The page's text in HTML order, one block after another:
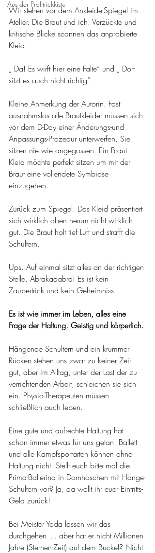
Aus der Profitrickkiste
Wir stehen vor dem Ankleide-Spiegel im
Atelier. Die Braut und ich. Verzückte und
kritische Blicke scannen das anprobierte
Kleid.
„ Da! Es wirft hier eine Falte“ und „ Dort
sitzt es auch nicht richtig“.
Kleine Anmerkung der Autorin. Fast
ausnahmslos alle Brautkleider müssen sich
vor dem D-Day einer Änderungs-und
Anpassungs-Prozedur unterwerfen. Sie
sitzen nie wie angegossen. Ein Braut-
Kleid möchte perfekt sitzen um mit der
Braut eine vollendete Symbiose
einzugehen.
Zurück zum Spiegel. Das Kleid präsentiert
sich wirklich oben herum nicht wirklich
gut. Die Braut holt tief Luft und strafft die
Schultern.
Ups. Auf einmal sitzt alles an der richtigen
Stelle. Abrakadabra! Es ist kein
Zaubertrick und kein Geheimniss.
Es ist wie immer im Leben, alles eine
Frage der Haltung. Geistig und körperlich.
Hängende Schultern und ein krummer
Rücken stehen uns zwar zu keiner Zeit
gut, aber im Alltag, unter der Last der zu
verrichtenden Arbeit, schleichen sie sich
ein. Physio-Therapeuten müssen
schließlich auch leben.
Eine gute und aufrechte Haltung hat
schon immer etwas für uns getan. Ballett
und alle Kampfsportarten können ohne
Haltung nicht. Stellt euch bitte mal die
Prima-Ballerina in Dornhöschen mit Hänge-
Schultern vor? Ja, da wollt ihr euer Eintritts-
Geld zurück!
Bei Meister Yoda lassen wir das
durchgehen … aber hat er nicht Millionen
Jahre (Sternen-Zeit) auf dem Buckel? Nicht